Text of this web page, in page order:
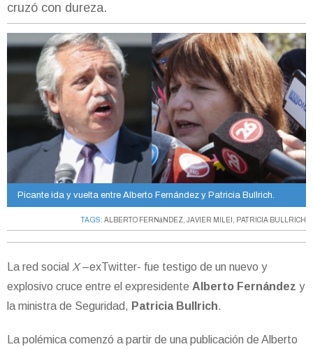
cruzó con dureza.
Picante ida y vuelta entre Alberto Fernández y Patricia Bullrich.
TAGS: ALBERTO FERNáNDEZ, JAVIER MILEI , PATRICIA BULLRICH
La red social X–exTwitter- fue testigo de un nuevo y
explosivo cruce entre el expresidente Alberto Fernández y
la ministra de Seguridad, Patricia Bullrich.
La polémica comenzó a partir de una publicación de Alberto